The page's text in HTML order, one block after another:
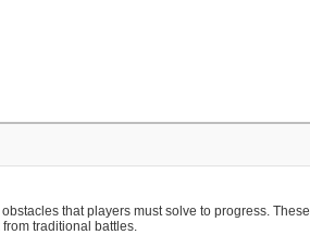
that players must solve to progress. These
traditional battles.